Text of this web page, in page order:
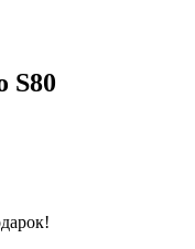
S80